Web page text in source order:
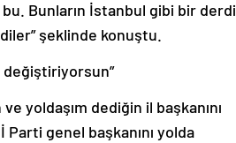
Bunların İstanbul gibi bir derdi
şeklinde konuştu.
değiştiriyorsun”
yoldaşım dediğin il başkanını
genel başkanını yolda